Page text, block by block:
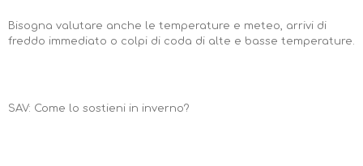
Bisogna valutare anche le temperature e meteo, arrivi di
freddo immediato o colpi di coda di alte e basse temperature.
SAV: Come lo sostieni in inverno?